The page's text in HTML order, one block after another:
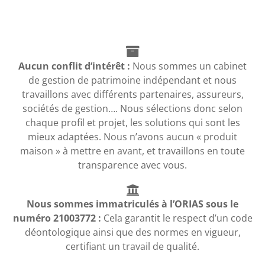
Aucun conflit d’intérêt : Nous sommes un cabinet
de gestion de patrimoine indépendant et nous
travaillons avec différents partenaires, assureurs,
sociétés de gestion…. Nous sélections donc selon
chaque profil et projet, les solutions qui sont les
mieux adaptées. Nous n’avons aucun « produit
maison » à mettre en avant, et travaillons en toute
transparence avec vous.
Nous sommes immatriculés à l’ORIAS sous le
numéro 21003772 : Cela garantit le respect d’un code
déontologique ainsi que des normes en vigueur,
certifiant un travail de qualité.